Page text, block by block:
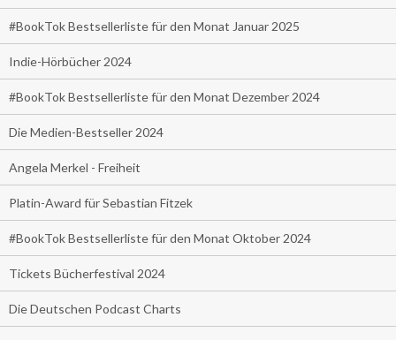
#BookTok Bestsellerliste für den Monat Januar 2025
Indie-Hörbücher 2024
#BookTok Bestsellerliste für den Monat Dezember 2024
Die Medien-Bestseller 2024
Angela Merkel - Freiheit
Platin-Award für Sebastian Fitzek
#BookTok Bestsellerliste für den Monat Oktober 2024
Tickets Bücherfestival 2024
Die Deutschen Podcast Charts